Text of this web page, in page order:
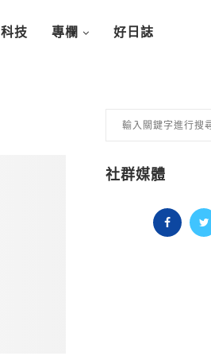
科技 專欄 好日誌
社群媒體